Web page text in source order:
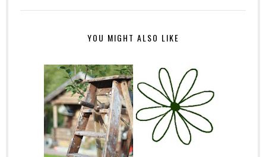
YOU MIGHT ALSO LIKE